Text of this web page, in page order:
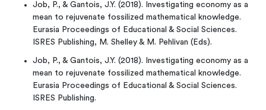
Job, P., & Gantois, J.Y. (2018). Investigating economy as a
mean to rejuvenate fossilized mathematical knowledge.
Eurasia Proceedings of Educational & Social Sciences.
ISRES Publishing, M. Shelley & M. Pehlivan (Eds).
Job, P., & Gantois, J.Y. (2018). Investigating economy as a
mean to rejuvenate fossilized mathematical knowledge.
Eurasia Proceedings of Educational & Social Sciences.
ISRES Publishing.